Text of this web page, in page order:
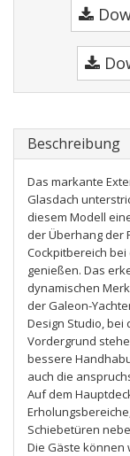
Beschreibung
Das markante
Glasdach
diesem Modell
der Überhang der
Cockpitbereich
genießen. Das
dynamischen
der Galeon-
Design Studio, bei
Vordergrund
bessere
auch die
Auf dem
Schiebetüren
Die Gäste können